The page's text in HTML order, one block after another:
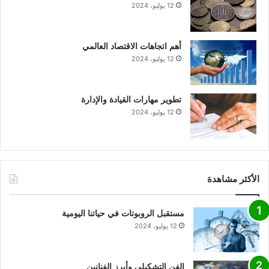
12 يوليو، 2024
أهم اتجاهات الاقتصاد العالمي
12 يوليو، 2024
تطوير مهارات القيادة والإدارة
12 يوليو، 2024
الأكثر مشاهدة
مستقبل الروبوتات في حياتنا اليومية
12 يوليو، 2024
الفن التشكيلي وأبرز الفنانين